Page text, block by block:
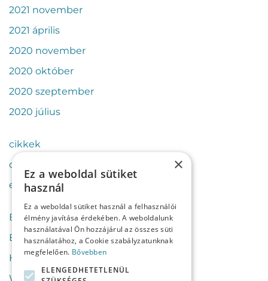
2021 november
2021 április
2020 november
2020 október
2020 szeptember
2020 július
cikkek
csapat
esettanulmányok
Bejelentkezés
Bejegyzések hírcsatorna
Hozzászólások hírcsatorna
WordPress Magyarország
×
Ez a weboldal sütiket
használ
Ez a weboldal sütiket használ a felhasználói
élmény javítása érdekében. A weboldalunk
használatával Ön hozzájárul az összes süti
használatához, a Cookie szabályzatunknak
megfelelően. Bővebben
ELENGEDHETETLENÜL